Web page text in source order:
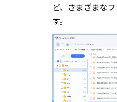
ど、さまざまな
す。